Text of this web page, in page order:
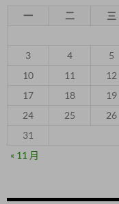
一 二 三
3
4 5
10
11 12
17
18 19
24
25 26
31
« 11 月